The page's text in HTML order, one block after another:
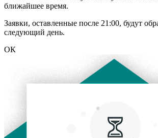
ближайшее время.
Заявки, оставленные после 21:00, будут
следующий день.
ОК